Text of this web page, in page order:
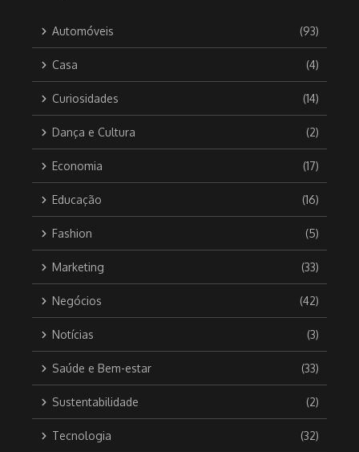
Automóveis (93)
Casa (4)
Curiosidades (14)
Dança e Cultura (2)
Economia (17)
Educação (16)
Fashion (5)
Marketing (33)
Negócios (42)
Notícias (3)
Saúde e Bem-estar (33)
Sustentabilidade (2)
Tecnologia (32)